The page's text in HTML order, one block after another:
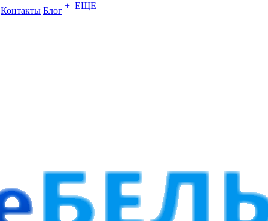
Контакты Блог + ЕЩЕ